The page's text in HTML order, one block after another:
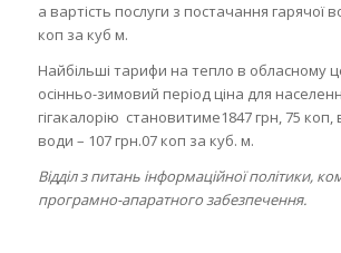
а вартість послуги з постачання гарячої
коп за куб м.
Найбільші тарифи на тепло в обласному
осінньо-зимовий період ціна для
гігакалорію становитиме1847 грн, 75 коп,
води – 107 грн.07 коп за куб. м.
Відділ з питань інформаційної політики,
програмно-апаратного забезпечення.